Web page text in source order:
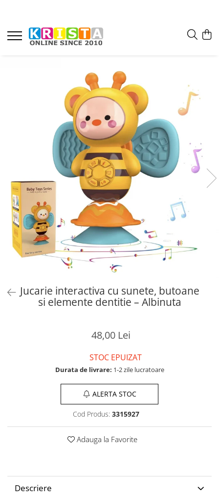
Jucarie interactiva cu sunete, butoane
si elemente dentitie – Albinuta
48,00 Lei
STOC EPUIZAT
Durata de livrare: 1-2 zile lucratoare
ALERTA STOC
Cod Produs: 3315927
Adauga la Favorite
Descriere